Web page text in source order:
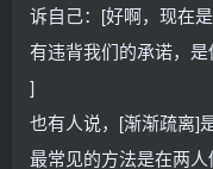
诉自己：[好啊，现在
有违背我们的承诺，是
]
也有人说，[渐渐疏离]
最常见的方法是在两